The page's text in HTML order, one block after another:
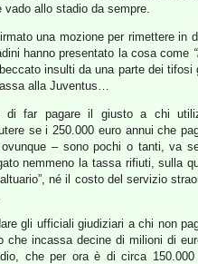
allo stadio da sempre.
una mozione per rimettere
hanno presentato la cosa come
insulti da una parte dei
alla Juventus…
di far pagare il giusto a chi
se i 250.000 euro annui che
– sono pochi o tanti, va
nemmeno la tassa rifiuti, sulla
né il costo del servizio
gli ufficiali giudiziari a chi non
incassa decine di milioni di
che per ora è di circa